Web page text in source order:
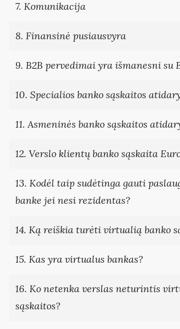
7. Komunikacija
8. Finansinė pusiausvyra
9. B2B pervedimai yra išmanesni su
10. Specialios banko sąskaitos
11. Asmeninės banko sąskaitos
12. Verslo klientų banko sąskaita
13. Kodėl taip sudėtinga gauti
banke jei nesi rezidentas?
14. Ką reiškia turėti virtualią banko
15. Kas yra virtualus bankas?
16. Ko netenka verslas neturintis
sąskaitos?